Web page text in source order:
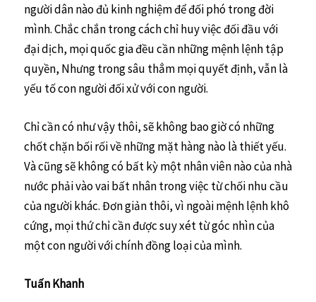
người dân nào đủ kinh nghiệm để đối phó trong đời
mình. Chắc chắn trong cách chỉ huy việc đối đầu với
đại dịch, mọi quốc gia đều cần những mệnh lệnh tập
quyền, Nhưng trong sâu thẳm mọi quyết định, vẫn là
yếu tố con người đối xử với con người.
Chỉ cần có như vậy thôi, sẽ không bao giờ có những
chốt chặn bối rối về những mặt hàng nào là thiết yếu.
Và cũng sẽ không có bất kỳ một nhân viên nào của nhà
nước phải vào vai bất nhân trong việc từ chối nhu cầu
của người khác. Đơn giản thôi, vì ngoài mệnh lệnh khô
cứng, mọi thứ chỉ cần được suy xét từ góc nhìn của
một con người với chính đồng loại của mình.
Tuấn Khanh